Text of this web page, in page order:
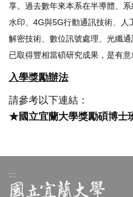
享。過去數年來本系在半導體、
水印、4G與5G行動通訊技術、人
解密技術、數位訊號處理、光纖
已取得豐相當碩研究成果，是有意
入學獎勵辦法
請參考以下連結：
★國立宜蘭大學獎勵碩博士
:::